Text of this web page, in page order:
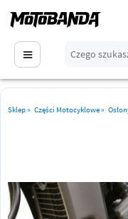
Sklep» Części Motocyklowe»